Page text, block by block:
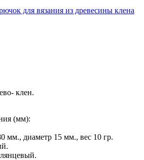
клен.
(мм):
мм., диаметр 15 мм., вес 10 гр.